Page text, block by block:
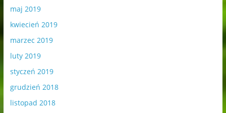
maj 2019
kwiecień 2019
marzec 2019
luty 2019
styczeń 2019
grudzień 2018
listopad 2018